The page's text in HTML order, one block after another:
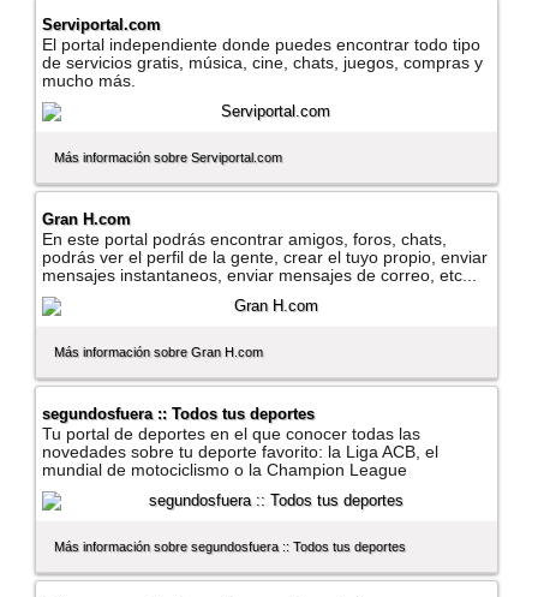
Serviportal.com
El portal independiente donde puedes encontrar todo tipo
de servicios gratis, música, cine, chats, juegos, compras y
mucho más.
Más información sobre Serviportal.com
Gran H.com
En este portal podrás encontrar amigos, foros, chats,
podrás ver el perfil de la gente, crear el tuyo propio, enviar
mensajes instantaneos, enviar mensajes de correo, etc...
Más información sobre Gran H.com
segundosfuera :: Todos tus deportes
Tu portal de deportes en el que conocer todas las
novedades sobre tu deporte favorito: la Liga ACB, el
mundial de motociclismo o la Champion League
Más información sobre segundosfuera :: Todos tus deportes